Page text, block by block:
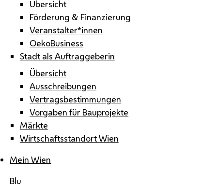
Übersicht
Förderung & Finanzierung
Veranstalter*innen
OekoBusiness
Stadt als Auftraggeberin
Übersicht
Ausschreibungen
Vertragsbestimmungen
Vorgaben für Bauprojekte
Märkte
Wirtschaftsstandort Wien
Mein Wien
Blu